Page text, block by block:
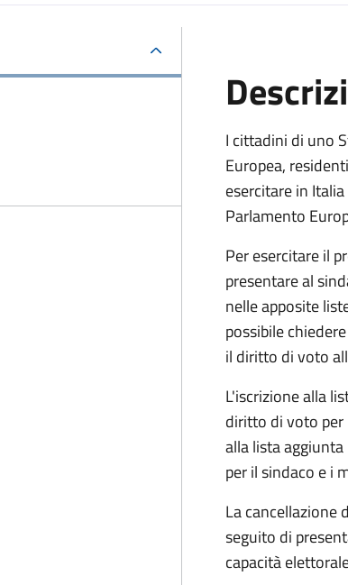
I cittadini di uno
Europea,
esercitare in
Parlamento
Per esercitare il
presentare al
nelle apposite
possibile
il diritto di voto
L'iscrizione alla
diritto di voto per
alla lista
per il sindaco e i
La cancellazione
seguito di
capacità